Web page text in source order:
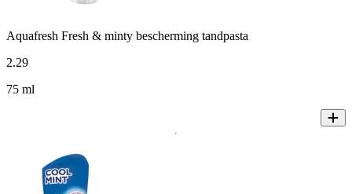
Aquafresh Fresh & minty bescherming tandpasta
2.29
75 ml